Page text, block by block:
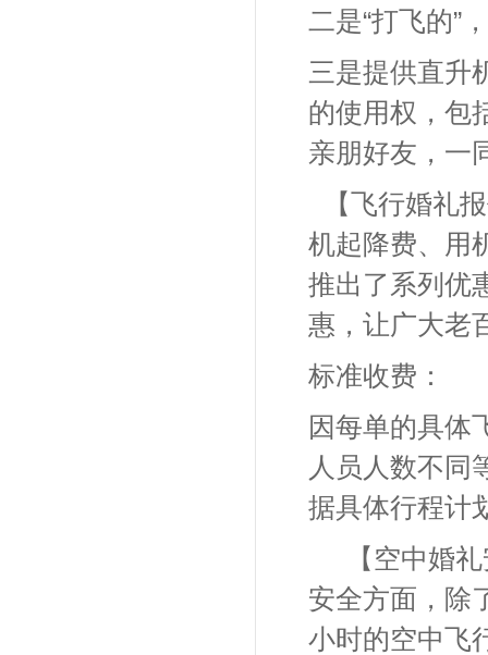
二是“打飞的”
三是提供直升
的使用权，包
亲朋好友，一
【飞行婚礼
机起降费、用
推出了系列优
惠，让广大老
标准收费：
因每单的具体
人员人数不同
据具体行程计
【空中婚
安全方面，除
小时的空中飞